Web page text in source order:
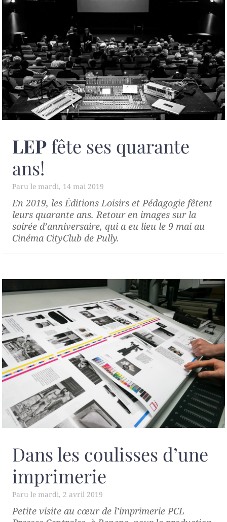
LEP fête ses quarante
ans!
mardi, 14 mai 2019
En 2019, les Éditions Loisirs et Pédagogie fêtent
leurs quarante ans. Retour en images sur la
soirée d’anniversaire, qui a eu lieu le 9 mai au
Cinéma CityClub de Pully.
Dans les coulisses d’une
imprimerie
mardi, 2 avril 2019
Petite visite au cœur de l’imprimerie PCL